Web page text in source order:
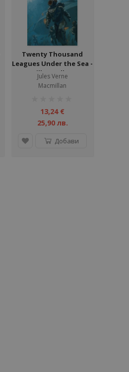
Twenty Thousand
Leagues Under the Sea -
Macmillan Collector's
Library
Jules Verne
Macmillan
13,24 €
25,90 лв.
Добави